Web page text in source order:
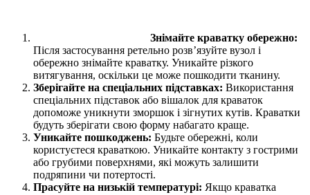
Знімайте краватку обережно:
Після застосування ретельно розв’язуйте вузол і
обережно знімайте краватку. Уникайте різкого
витягування, оскільки це може пошкодити тканину.
Зберігайте на спеціальних підставках: Використання
спеціальних підставок або вішалок для краваток
допоможе уникнути зморшок і зігнутих кутів. Краватки
будуть зберігати свою форму набагато краще.
Уникайте пошкоджень: Будьте обережні, коли
користуєтеся краваткою. Уникайте контакту з гострими
або грубими поверхнями, які можуть залишити
подряпини чи потертості.
Прасуйте на низькій температурі: Якщо краватка